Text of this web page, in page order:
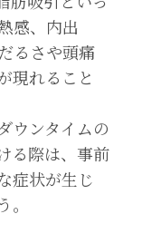
感、内出
るさや頭痛
現れること
ウンタイムの
る際は、事前
症状が生じ